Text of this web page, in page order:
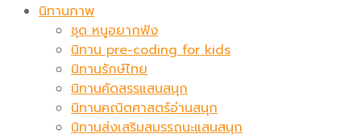
นิทานภาพ
ชุด หนูอยากฟัง
นิทาน pre-coding for kids
นิทานรักษ์ไทย
นิทานคัดสรรแสนสนุก
นิทานคณิตศาสตร์อ่านสนุก
นิทานส่งเสริมสมรรถนะแสนสนุก